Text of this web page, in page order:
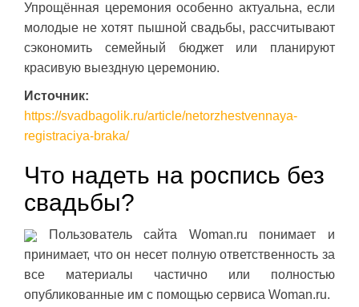
Упрощённая церемония особенно актуальна, если
молодые не хотят пышной свадьбы, рассчитывают
сэкономить семейный бюджет или планируют
красивую выездную церемонию.
Источник:
https://svadbagolik.ru/article/netorzhestvennaya-
registraciya-braka/
Что надеть на роспись без
свадьбы?
Пользователь сайта Woman.ru понимает и
принимает, что он несет полную ответственность за
все материалы частично или полностью
опубликованные им с помощью сервиса Woman.ru.